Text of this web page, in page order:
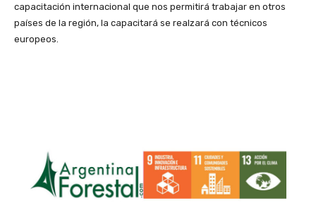
capacitación internacional que nos permitirá trabajar en otros
países de la región, la capacitará se realzará con técnicos
europeos.